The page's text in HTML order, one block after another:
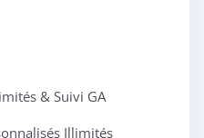
& Suivi GA
Illimités